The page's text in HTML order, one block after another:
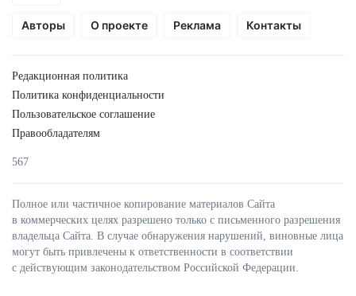
Авторы О проекте Реклама Контакты
Редакционная политика
Политика конфиденциальности
Пользовательское соглашение
Правообладателям
567
Полное или частичное копирование материалов Сайта
в коммерческих целях разрешено только с письменного разрешения
владельца Сайта. В случае обнаружения нарушений, виновные лица
могут быть привлечены к ответственности в соответствии
с действующим законодательством Российской Федерации.